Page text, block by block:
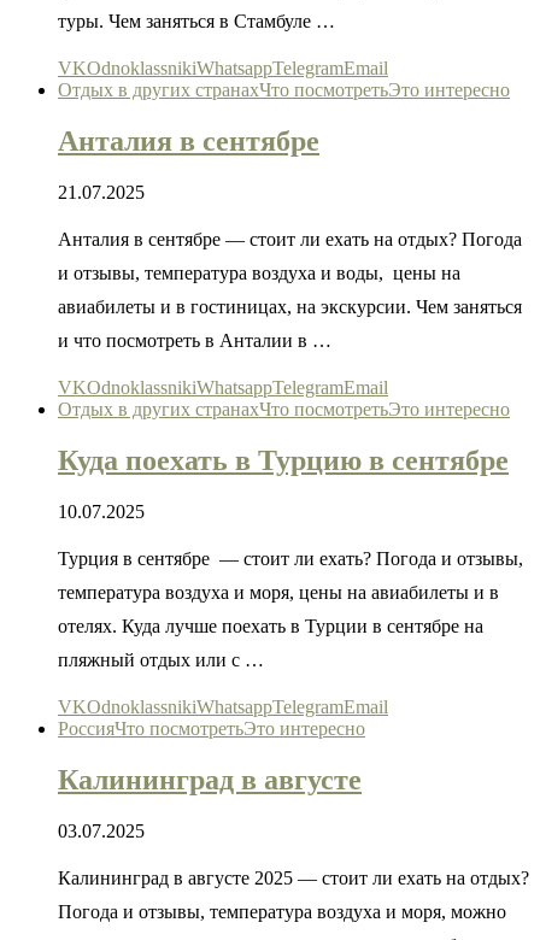
туры. Чем заняться в Стамбуле …
VKOdnoklassnikiWhatsappTelegramEmail
Отдых в других странахЧто посмотретьЭто интересно
Анталия в сентябре
21.07.2025
Анталия в сентябре — стоит ли ехать на отдых? Погода
и отзывы, температура воздуха и воды, цены на
авиабилеты и в гостиницах, на экскурсии. Чем заняться
и что посмотреть в Анталии в …
VKOdnoklassnikiWhatsappTelegramEmail
Отдых в других странахЧто посмотретьЭто интересно
Куда поехать в Турцию в сентябре
10.07.2025
Турция в сентябре — стоит ли ехать? Погода и отзывы,
температура воздуха и моря, цены на авиабилеты и в
отелях. Куда лучше поехать в Турции в сентябре на
пляжный отдых или с …
VKOdnoklassnikiWhatsappTelegramEmail
РоссияЧто посмотретьЭто интересно
Калининград в августе
03.07.2025
Калининград в августе 2025 — стоит ли ехать на отдых?
Погода и отзывы, температура воздуха и моря, можно